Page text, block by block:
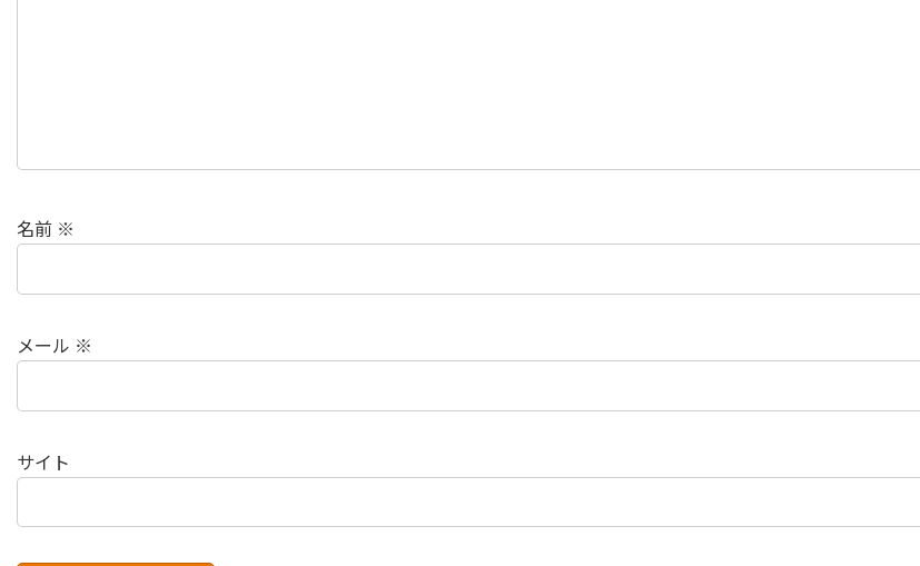
名前 ※
メール ※
サイト